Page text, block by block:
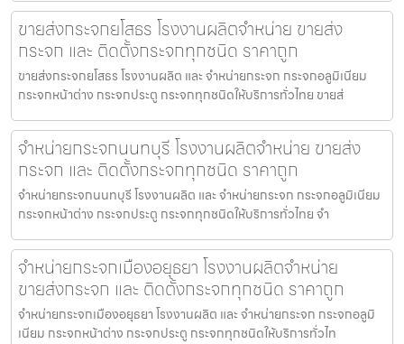
ขายส่งกระจกยโสธร โรงงานผลิตจำหน่าย ขายส่ง
กระจก และ ติดตั้งกระจกทุกชนิด ราคาถูก
ขายส่งกระจกยโสธร โรงงานผลิต และ จำหน่ายกระจก กระจกอลูมิเนียม
กระจกหน้าต่าง กระจกประตู กระจกทุกชนิดให้บริการทั่วไทย ขายส่
จำหน่ายกระจกนนทบุรี โรงงานผลิตจำหน่าย ขายส่ง
กระจก และ ติดตั้งกระจกทุกชนิด ราคาถูก
จำหน่ายกระจกนนทบุรี โรงงานผลิต และ จำหน่ายกระจก กระจกอลูมิเนียม
กระจกหน้าต่าง กระจกประตู กระจกทุกชนิดให้บริการทั่วไทย จำ
จำหน่ายกระจกเมืองอยุธยา โรงงานผลิตจำหน่าย
ขายส่งกระจก และ ติดตั้งกระจกทุกชนิด ราคาถูก
จำหน่ายกระจกเมืองอยุธยา โรงงานผลิต และ จำหน่ายกระจก กระจกอลูมิ
เนียม กระจกหน้าต่าง กระจกประตู กระจกทุกชนิดให้บริการทั่วไท